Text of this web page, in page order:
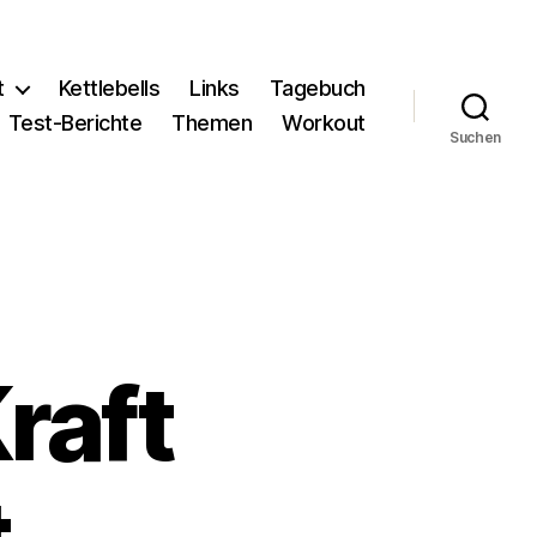
Kettlebells Links
Tagebuch
Test-Berichte
Themen Workout
Suchen